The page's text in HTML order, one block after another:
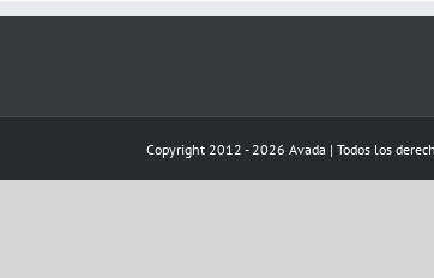
Copyright 2012 - 2026 Avada | Todos los